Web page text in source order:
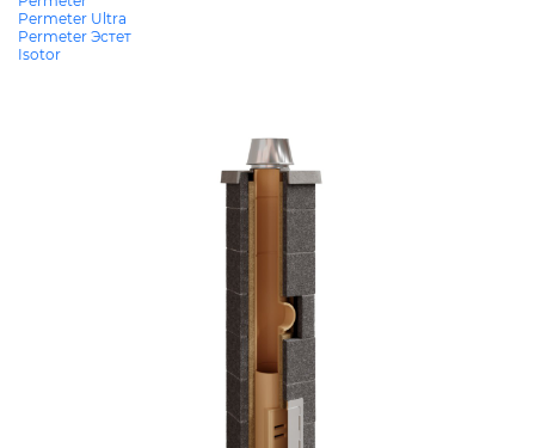
Permeter Ultra
Permeter Эстет
Isotor